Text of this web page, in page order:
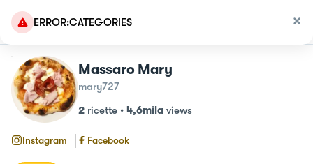
ERROR:CATEGORIES
Massaro Mary
mary727
2 ricette • 4,6mila views
Instagram Facebook